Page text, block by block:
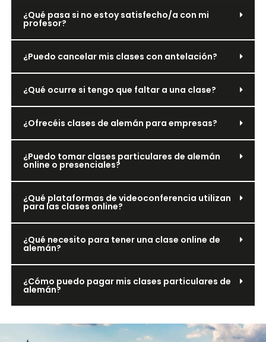
¿Qué pasa si no estoy satisfecho/a con mi
profesor?
¿Puedo cancelar mis clases con antelación?
¿Qué ocurre si tengo que faltar a una clase?
¿Ofrecéis clases de alemán para empresas?
¿Puedo tomar clases particulares de alemán
online o presenciales?
¿Qué plataformas de videoconferencia utilizan
para las clases online?
¿Qué necesito para tener una clase online de
alemán?
¿Cómo puedo pagar mis clases particulares de
alemán?